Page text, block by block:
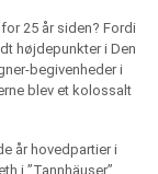
25 år siden? Fordi
højdepunkter i Den
begivenheder i
blev et kolossalt
år hovedpartier i
i ”Tannhäuser”.